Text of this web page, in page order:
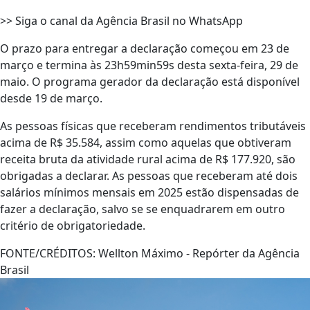
>> Siga o canal da Agência Brasil no WhatsApp
O prazo para entregar a declaração começou em 23 de
março e termina às 23h59min59s desta sexta-feira, 29 de
maio. O programa gerador da declaração está disponível
desde 19 de março.
As pessoas físicas que receberam rendimentos tributáveis
acima de R$ 35.584, assim como aquelas que obtiveram
receita bruta da atividade rural acima de R$ 177.920, são
obrigadas a declarar. As pessoas que receberam até dois
salários mínimos mensais em 2025 estão dispensadas de
fazer a declaração, salvo se se enquadrarem em outro
critério de obrigatoriedade.
FONTE/CRÉDITOS: Wellton Máximo - Repórter da Agência
Brasil